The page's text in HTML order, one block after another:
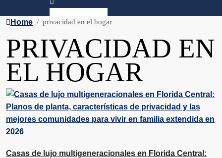
Home privacidad en el hogar
PRIVACIDAD EN
EL HOGAR
Casas de lujo multigeneracionales en Florida Central: